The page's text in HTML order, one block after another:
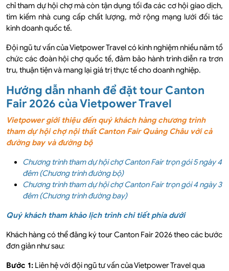
chỉ tham dự hội chợ mà còn tận dụng tối đa các cơ hội giao dịch,
tìm kiếm nhà cung cấp chất lượng, mở rộng mạng lưới đối tác
kinh doanh quốc tế.
Đội ngũ tư vấn của Vietpower Travel có kinh nghiệm nhiều năm tổ
chức các đoàn hội chợ quốc tế, đảm bảo hành trình diễn ra trơn
tru, thuận tiện và mang lại giá trị thực tế cho doanh nghiệp.
Hướng dẫn nhanh để đặt tour Canton
Fair 2026 của Vietpower Travel
Vietpower giới thiệu đến quý khách hàng chương trình
tham dự hội chợ nội thất Canton Fair Quảng Châu với cả
đường bay và đường bộ
Chương trình tham dự hội chợCanton Fairtrọn gói 5 ngày 4
đêm (Chương trình đường bộ)
Chương trình tham dự hội chợCanton Fair trọn gói 4 ngày 3
đêm (Chương trình đường bay)
Quý khách tham khảo lịch trình chi tiết phía dưới
Khách hàng có thể đăng ký tour Canton Fair 2026 theo các bước
đơn giản như sau:
Bước 1: Liên hệ với đội ngũ tư vấn của Vietpower Travel qua